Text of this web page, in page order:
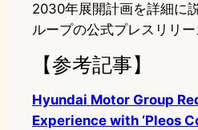
2030年展開計画を詳細に
ループの公式プレスリリー
【参考記事】
Hyundai Motor Group
Experience with ‘Pleos